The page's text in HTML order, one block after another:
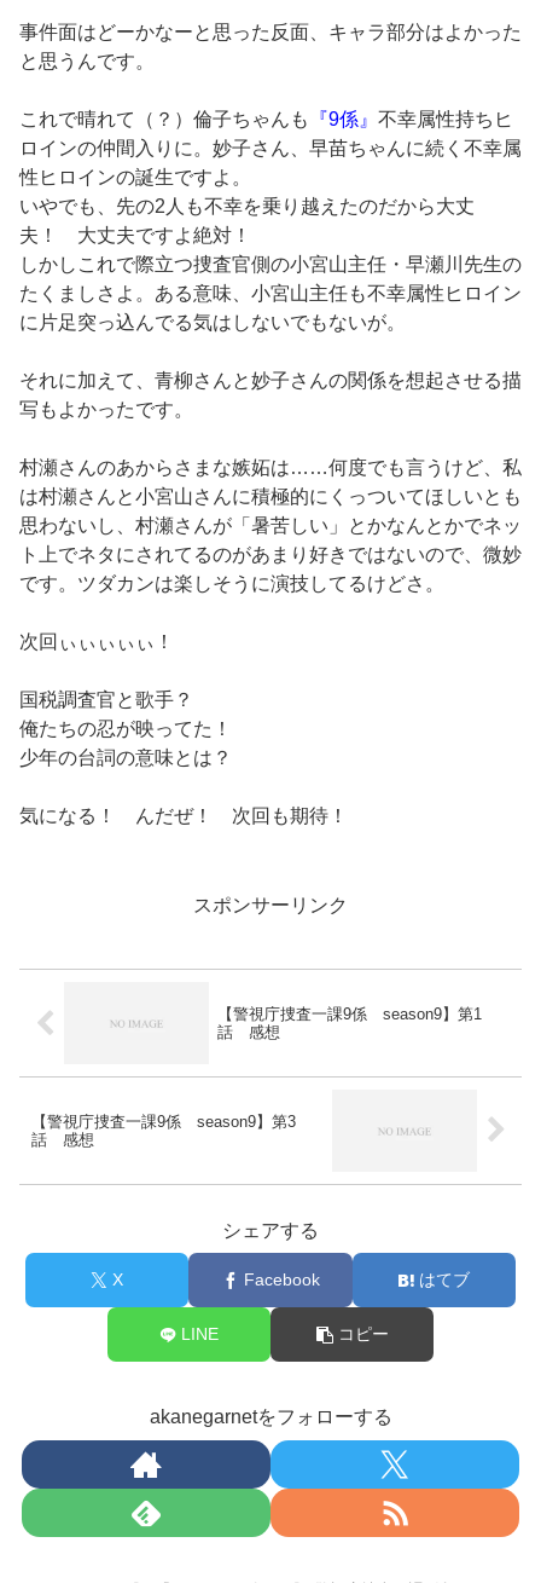
事件面はどーかなーと思った反面、キャラ部分はよかった
と思うんです。
これで晴れて（？）倫子ちゃんも 『9係』 不幸属性持ちヒ
ロインの仲間入りに。妙子さん、早苗ちゃんに続く不幸属
性ヒロインの誕生ですよ。
いやでも、先の2人も不幸を乗り越えたのだから大丈
夫！ 大丈夫ですよ絶対！
しかしこれで際立つ捜査官側の小宮山主任・早瀬川先生の
たくましさよ。ある意味、小宮山主任も不幸属性ヒロイン
に片足突っ込んでる気はしないでもないが。
それに加えて、青柳さんと妙子さんの関係を想起させる描
写もよかったです。
村瀬さんのあからさまな嫉妬は……何度でも言うけど、私
は村瀬さんと小宮山さんに積極的にくっついてほしいとも
思わないし、村瀬さんが「暑苦しい」とかなんとかでネッ
ト上でネタにされてるのがあまり好きではないので、微妙
です。ツダカンは楽しそうに演技してるけどさ。
次回ぃぃぃぃぃ！
国税調査官と歌手？
俺たちの忍が映ってた！
少年の台詞の意味とは？
気になる！ んだぜ！ 次回も期待！
スポンサーリンク
【警視庁捜査一課9係 season9】第1
話 感想
【警視庁捜査一課9係 season9】第3
話 感想
シェアする
X Facebook はてブ
LINE コピー
akanegarnetをフォローする